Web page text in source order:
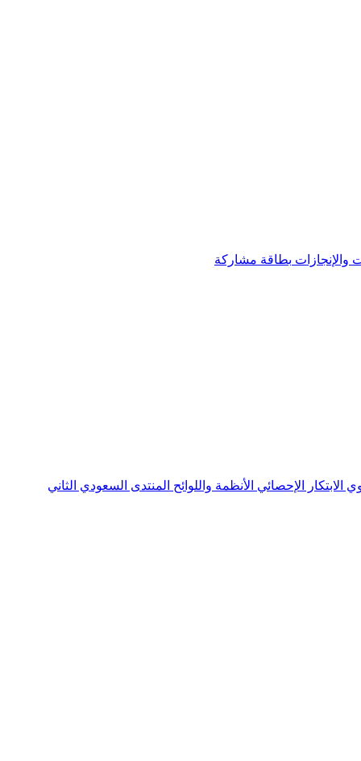
والإنجازات بطاقة مشاركة
الابتكار الإحصائي الأنظمة واللوائح المنتدى السعودي الثاني